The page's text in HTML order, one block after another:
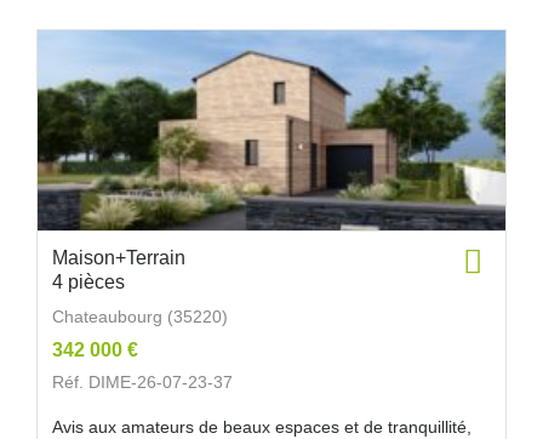
Maison+Terrain
4 pièces
Chateaubourg (35220)
342 000 €
Réf. DIME-26-07-23-37
Avis aux amateurs de beaux espaces et de tranquillité,